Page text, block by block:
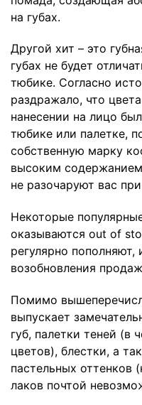
на губах.
Другой хит – это
губах не будет
тюбике. Согласно
раздражало, что
нанесении на лицо
тюбике или палетке,
собственную марку
высоким
не разочаруют вас
Некоторые
оказываются out of
регулярно пополняют,
возобновления
Помимо
выпускает
губ, палетки теней (в
цветов), блестки, а
пастельных оттенков
лаков почтой